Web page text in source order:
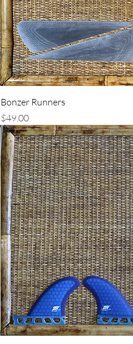
クイックビュー
Bonzer Runners
価格
$49.00